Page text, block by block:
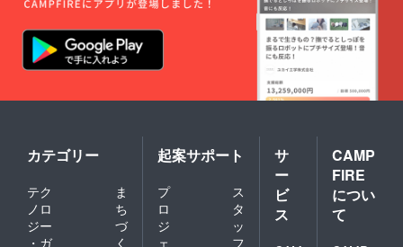
カテゴリー
テク
ノロ
ジー
・ガ
ま
ち
づ
く
起案サポート
プ
ロ
ジ
ェ
ス
タ
ッ
フ
サ
ー
ビ
ス
CAMP
FIRE
につい
て